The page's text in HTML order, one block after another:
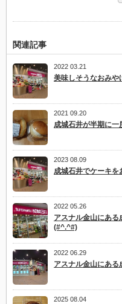
関連記事
2022 03.21
美味しそうなおみ
2021 09.20
成城石井が半期に
2023 08.09
成城石井でケーキ
2022 05.26
アスナル金山にある
(#^.^#)
2022 06.29
アスナル金山にあ
2025 08.04